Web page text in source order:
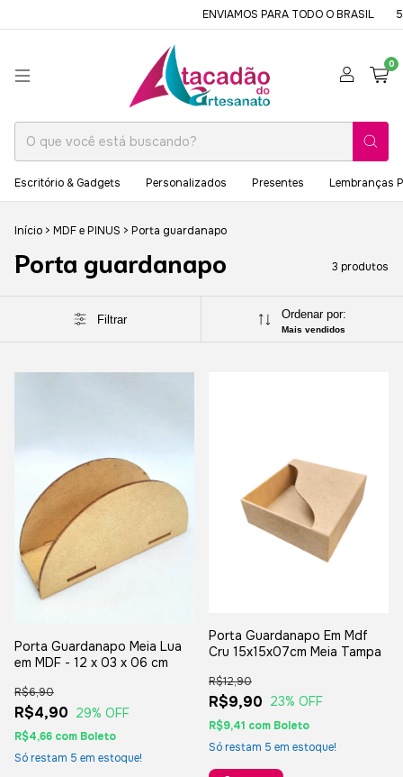
ENVIAMOS PARA TODO O BRASIL
0
Escritório & Gadgets Personalizados Presentes Lembranças
Início > MDF e PINUS > Porta guardanapo
Porta guardanapo 3 produtos
Filtrar Ordenar por:
Mais vendidos
Porta Guardanapo Meia Lua
em MDF - 12 x 03 x 06 cm
R$4,90
R$6,90
29% OFF
R$4,66 com Boleto
Só restam 5 em estoque!
Porta Guardanapo Em Mdf
Cru 15x15x07cm Meia Tampa
R$9,90
R$12,90
23% OFF
R$9,41 com Boleto
Só restam 5 em estoque!